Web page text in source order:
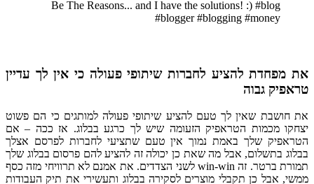
את מפחדת להציע לחברות שיתופי פעולה כי אין לך עדיין
טראפיק גבוה
את חושבת שאין לך טעם להציע שיתופי פעולה למותגים כי הם פשוט
יצחקו מכמות הטראפיק הזעומה שיש לך כרגע בבלוג. אז ככה – אם
הטראפיק שלך באמת נמוך אין טעם שתציעי לחברות לפרסם אצלך
בבלוג בתשלום, אבל מה שאת כן יכולה זה להציע להם פרסום בבלוג שלך
תמורת ברטר
. זה win-win לשני הצדדים. את אמנם לא תרוויחי מזה כסף
ממשי, אבל כן תקבלי מוצרים לסקירה בבלוג ותעשירי את תיק העבודות